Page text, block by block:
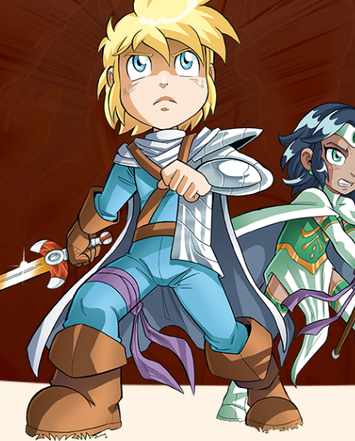
Créer un nouveau compte Réinitialiser votre mot de passe